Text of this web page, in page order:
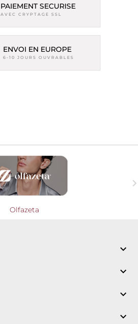
PAIEMENT SECURISE
AVEC CRYPTAGE SSL
ENVOI EN EUROPE
6-10 JOURS OUVRABLES
Olfazeta



